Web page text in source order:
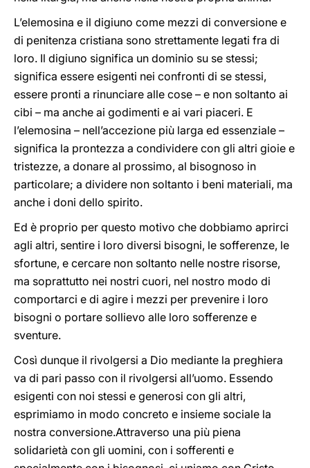
L’elemosina e il digiuno come mezzi di conversione e
di penitenza cristiana sono strettamente legati fra di
loro. Il digiuno significa un dominio su se stessi;
significa essere esigenti nei confronti di se stessi,
essere pronti a rinunciare alle cose – e non soltanto ai
cibi – ma anche ai godimenti e ai vari piaceri. E
l’elemosina – nell’accezione più larga ed essenziale –
significa la prontezza a condividere con gli altri gioie e
tristezze, a donare al prossimo, al bisognoso in
particolare; a dividere non soltanto i beni materiali, ma
anche i doni dello spirito.
Ed è proprio per questo motivo che dobbiamo aprirci
agli altri, sentire i loro diversi bisogni, le sofferenze, le
sfortune, e cercare non soltanto nelle nostre risorse,
ma soprattutto nei nostri cuori, nel nostro modo di
comportarci e di agire i mezzi per prevenire i loro
bisogni o portare sollievo alle loro sofferenze e
sventure.
Così dunque il rivolgersi a Dio mediante la preghiera
va di pari passo con il rivolgersi all’uomo. Essendo
esigenti con noi stessi e generosi con gli altri,
esprimiamo in modo concreto e insieme sociale la
nostra conversione.Attraverso una più piena
solidarietà con gli uomini, con i sofferenti e